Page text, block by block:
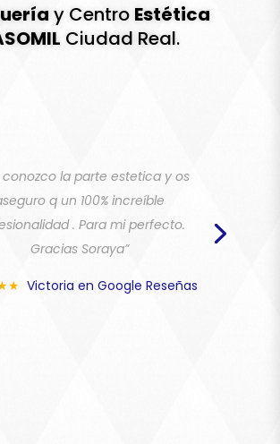
y Centro Estética
Ciudad Real.
profesionales. Este centro
dentro de la red de
donaciones de pelo”
Reseñas